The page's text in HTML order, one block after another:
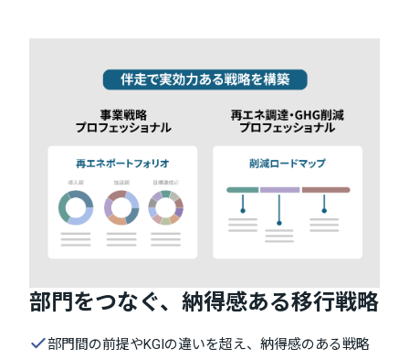
部門をつなぐ、納得感ある移行戦略
部門間の前提やKGIの違いを超え、納得感のある戦略